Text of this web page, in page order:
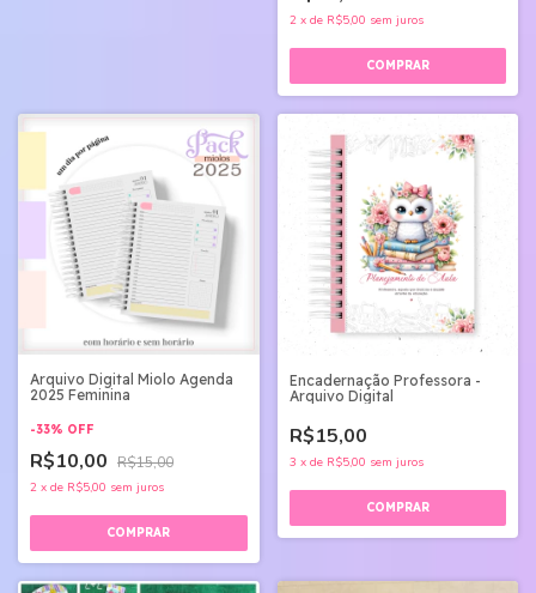
2 x de R$5,00 sem juros
Arquivo Digital Miolo Agenda
2025 Feminina
-33% OFF
R$10,00 R$15,00
2 x de R$5,00 sem juros
Encadernação Professora -
Arquivo Digital
R$15,00
3 x de R$5,00 sem juros